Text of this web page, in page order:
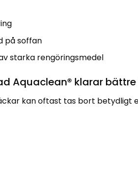
på soffan
starka rengöringsmedel
Aquaclean® klarar
kan oftast tas bort betydligt